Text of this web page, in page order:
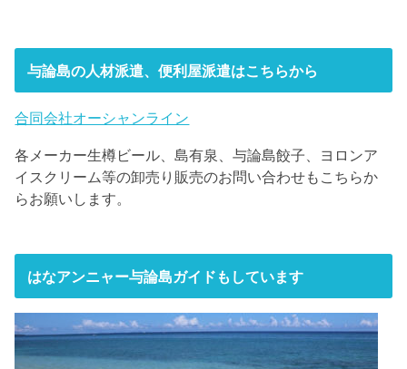
与論島の人材派遣、便利屋派遣はこちらから
合同会社オーシャンライン
各メーカー生樽ビール、島有泉、与論島餃子、ヨロンア
イスクリーム等の卸売り販売のお問い合わせもこちらか
らお願いします。
はなアンニャー与論島ガイドもしています